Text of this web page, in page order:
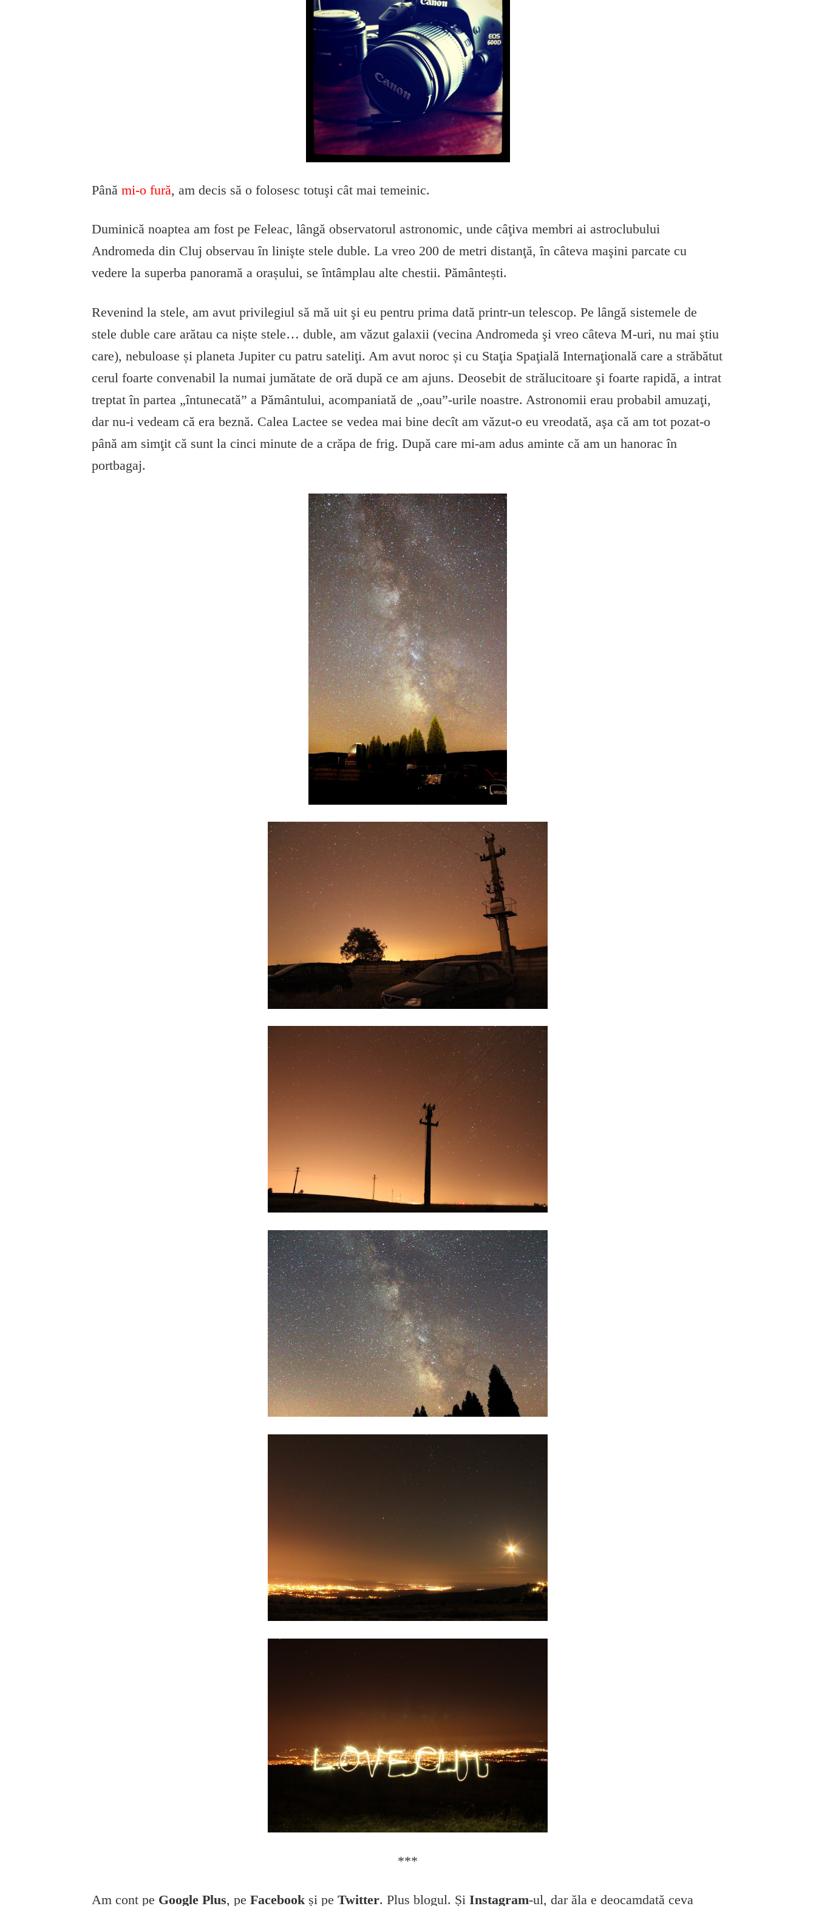
Până mi-o fură, am decis să o folosesc totuşi cât mai temeinic.
Duminică noaptea am fost pe Feleac, lângă observatorul astronomic, unde câţiva membri ai astroclubului
Andromeda din Cluj observau în linişte stele duble. La vreo 200 de metri distanţă, în câteva maşini parcate cu
vedere la superba panoramă a orașului, se întâmplau alte chestii. Pământești.
Revenind la stele, am avut privilegiul să mă uit şi eu pentru prima dată printr-un telescop. Pe lângă sistemele de
stele duble care arătau ca niște stele… duble, am văzut galaxii (vecina Andromeda şi vreo câteva M-uri, nu mai ştiu
care), nebuloase și planeta Jupiter cu patru sateliţi. Am avut noroc și cu Staţia Spaţială Internaţională care a străbătut
cerul foarte convenabil la numai jumătate de oră după ce am ajuns. Deosebit de strălucitoare şi foarte rapidă, a intrat
treptat în partea „întunecată” a Pământului, acompaniată de „oau”-urile noastre. Astronomii erau probabil amuzaţi,
dar nu-i vedeam că era beznă. Calea Lactee se vedea mai bine decît am văzut-o eu vreodată, aşa că am tot pozat-o
până am simţit că sunt la cinci minute de a crăpa de frig. După care mi-am adus aminte că am un hanorac în
portbagaj.
***
Am cont pe Google Plus, pe Facebookși pe Twitter. Plus blogul. Și Instagram-ul, dar ăla e deocamdată ceva